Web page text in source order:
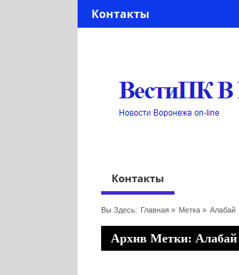
Контакты
Контакты
Вы Здесь: Главная» Метка » Алабай
Архив Метки: Алабай